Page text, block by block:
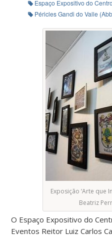
Espaço Expositivo do
Péricles Gandi do Valle
Exposição ‘Arte que
Beatriz
O Espaço Expositivo do
Eventos Reitor Luiz Carlos